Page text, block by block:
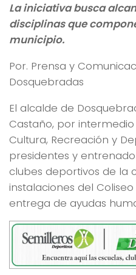
La iniciativa busca
disciplinas que
municipio.
Por. Prensa y
Dosquebradas
El alcalde de
Castaño, por
Cultura, Recreación y
presidentes y
clubes deportivos de la
instalaciones del
entrega de ayudas